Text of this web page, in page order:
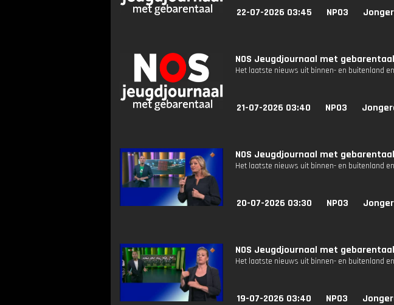
22-07-2026 03:45 NPO3
NOS Jeugdjournaal met
Het laatste nieuws uit binnen- en buitenland
21-07-2026 03:40 NPO3
NOS Jeugdjournaal met
Het laatste nieuws uit binnen- en buitenland
20-07-2026 03:30 NPO3
NOS Jeugdjournaal met
Het laatste nieuws uit binnen- en buitenland
19-07-2026 03:40 NPO3